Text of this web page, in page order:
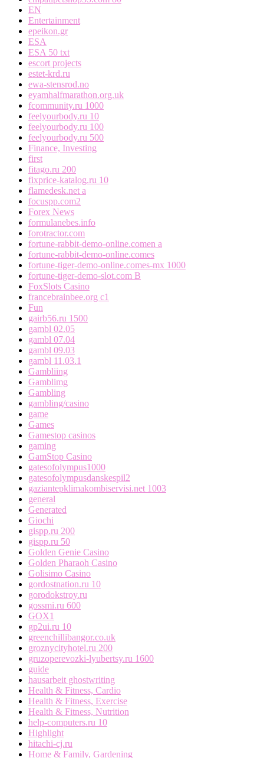
EN
Entertainment
epeikon.gr
ESA
ESA 50 txt
escort projects
estet-krd.ru
ewa-stensrod.no
eyamhalfmarathon.org.uk
fcommunity.ru 1000
feelyourbody.ru 10
feelyourbody.ru 100
feelyourbody.ru 500
Finance, Investing
first
fitago.ru 200
fixprice-katalog.ru 10
flamedesk.net a
focuspp.com2
Forex News
formulanebes.info
forotractor.com
fortune-rabbit-demo-online.comen a
fortune-rabbit-demo-online.comes
fortune-tiger-demo-online.comes-mx 1000
fortune-tiger-demo-slot.com B
FoxSlots Casino
francebrainbee.org c1
Fun
gairb56.ru 1500
gambl 02.05
gambl 07.04
gambl 09.03
gambl 11.03.1
Gambliing
Gamblimg
Gambling
gambling/casino
game
Games
Gamestop casinos
gaming
GamStop Casino
gatesofolympus1000
gatesofolympusdanskespil2
gaziantepklimakombiservisi.net 1003
general
Generated
Giochi
gispp.ru 200
gispp.ru 50
Golden Genie Casino
Golden Pharaoh Casino
Golisimo Casino
gordostnation.ru 10
gorodokstroy.ru
gossmi.ru 600
GOX1
gp2ui.ru 10
greenchillibangor.co.uk
groznycityhotel.ru 200
gruzoperevozki-lyubertsy.ru 1600
guide
hausarbeit ghostwriting
Health & Fitness, Cardio
Health & Fitness, Exercise
Health & Fitness, Nutrition
help-computers.ru 10
Highlight
hitachi-cj.ru
Home & Family, Gardening